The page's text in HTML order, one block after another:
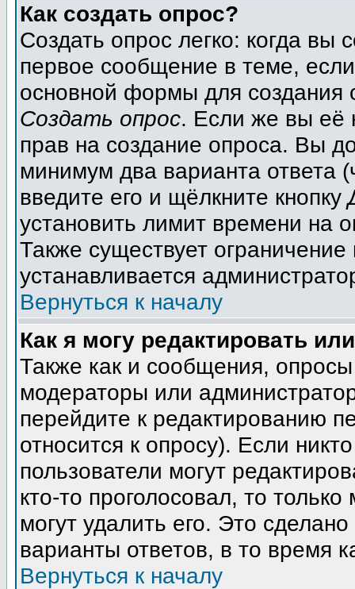
Как создать опрос?
Создать опрос легко: когда вы
первое сообщение в теме,
основной формы для
Создать опрос. Если же вы её
прав на создание опроса. Вы
минимум два варианта ответа
введите его и щёлкните кнопку
установить лимит времени на
Также существует
устанавливается
Вернуться к началу
Как я могу редактировать
Также как и сообщения, опросы
модераторы или
перейдите к редактированию
относится к опросу). Если
пользователи могут
кто-то проголосовал, то
могут удалить его. Это
варианты ответов, в то время
Вернуться к началу